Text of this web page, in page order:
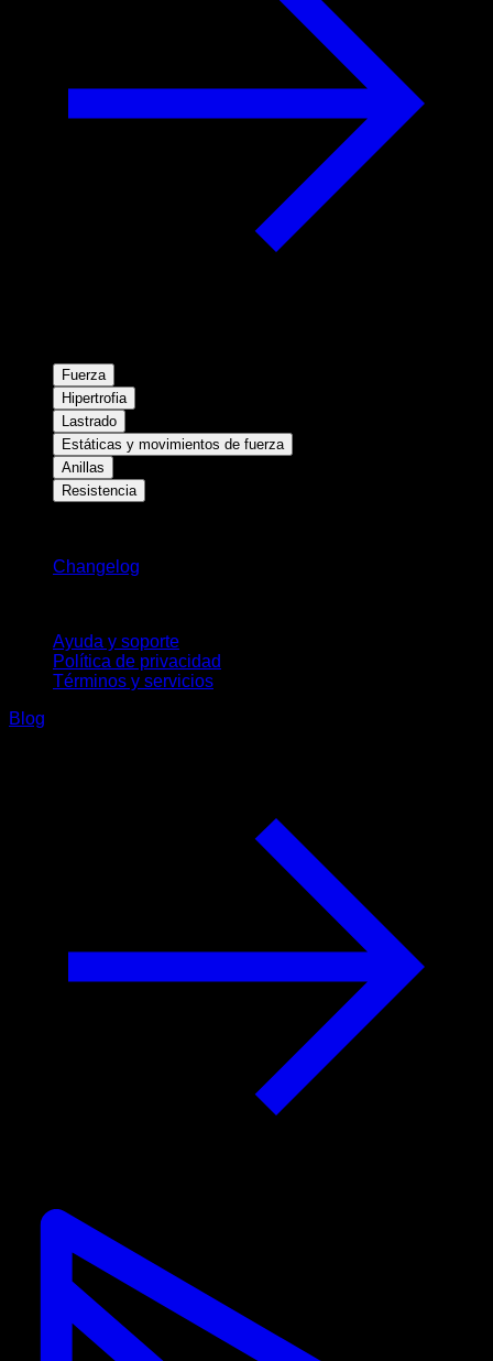
Fuerza
Hipertrofia
Lastrado
Estáticas y movimientos de fuerza
Anillas
Resistencia
Changelog
Ayuda y soporte
Política de privacidad
Términos y servicios
Blog